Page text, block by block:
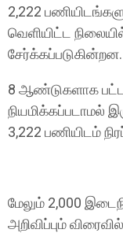
2,222
வெளியிட்ட
சேர்க்கப்படுகின்றன.
8 ஆண்டுகளாக
நியமிக்கப்படாமல்
3,222 பணியிடம்
மேலும் 2,000
அறிவிப்பும்